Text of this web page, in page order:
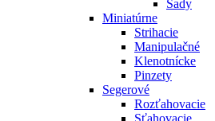
Sady
Miniatúrne
Strihacie
Manipulačné
Klenotnícke
Pinzety
Segerové
Rozťahovacie
Sťahovacie